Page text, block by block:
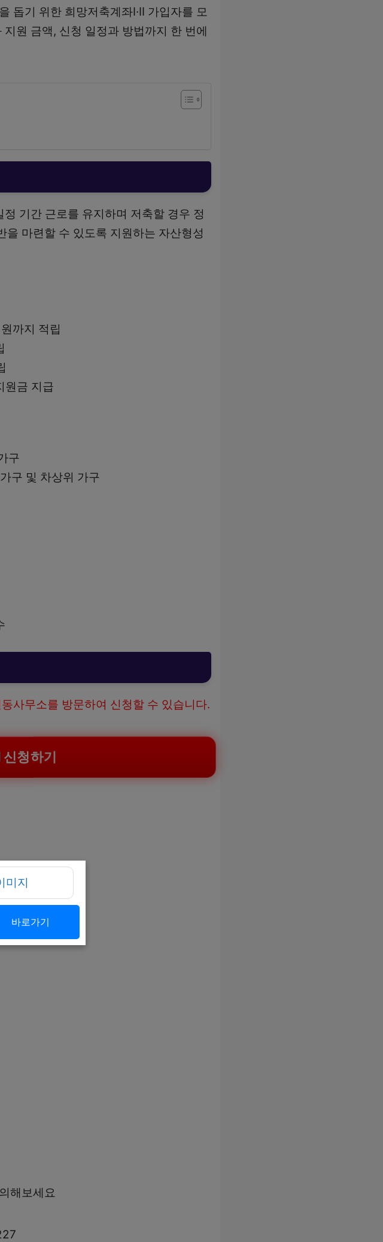
돕기 위한 희망저축계좌Ⅰ·Ⅱ 가입자를 모
원 금액, 신청 일정과 방법까지 한 번에
기간 근로를 유지하며 저축할 경우 정
마련할 수 있도록 지원하는 자산형성
까지 적립
원금 지급
구
구 및 차상위 가구
사무소를 방문하여 신청할 수 있습니다.
신청하기
해보세요
바로가기